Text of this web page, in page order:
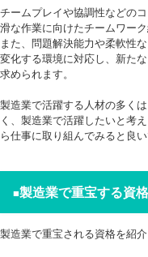
チームプレイや協調性などの
滑な作業に向けたチームワーク
また、問題解決能力や柔軟性
変化する環境に対応し、新た
求められます。
製造業で活躍する人材の多く
く、製造業で活躍したいと考
ら仕事に取り組んでみると良い
■製造業で重宝する資
製造業で重宝される資格を紹介